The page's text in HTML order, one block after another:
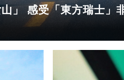
」 感受「東方瑞士」